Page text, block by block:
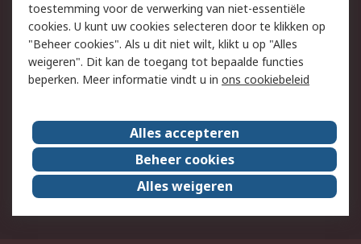
Cookiebeleid
Email veiligheid
Privacybeleid
Websitevoorwaarden
Algemene
verkoopvoorwaarden
Over RS
RS Group
Over ons
RS wereldwijd
Werken bij RS
ESG
toestemming voor de verwerking van niet-essentiële
cookies. U kunt uw cookies selecteren door te klikken op
"Beheer cookies". Als u dit niet wilt, klikt u op "Alles
weigeren". Dit kan de toegang tot bepaalde functies
beperken. Meer informatie vindt u in ons cookiebeleid
Alles accepteren
Beheer cookies
Alles weigeren